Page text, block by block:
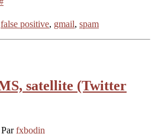
false positive, gmail, spam
satellite (Twitter
Parfxbodin